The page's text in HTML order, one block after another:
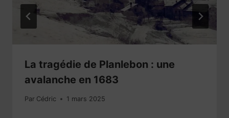
La tragédie de Planlebon : une
avalanche en 1683
Par Cédric 1 mars 2025